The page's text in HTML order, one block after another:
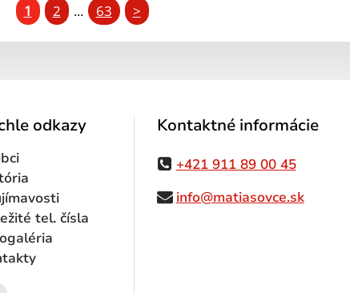
1 2 ... 63 >
odkazy
tel. čísla
Kontaktné informácie
+421 911 89 00 45
info@matiasovce.sk